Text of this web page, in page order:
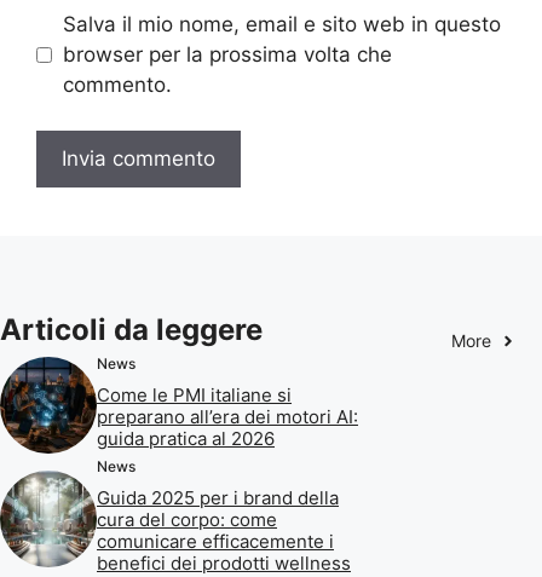
Salva il mio nome, email e sito web in questo
browser per la prossima volta che
commento.
Articoli da leggere More
News
Come le PMI italiane si
preparano all’era dei motori AI:
guida pratica al 2026
News
Guida 2025 per i brand della
cura del corpo: come
comunicare efficacemente i
benefici dei prodotti wellness